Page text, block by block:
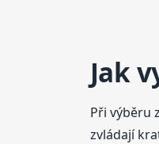
Jak
Při výběru
zvládají